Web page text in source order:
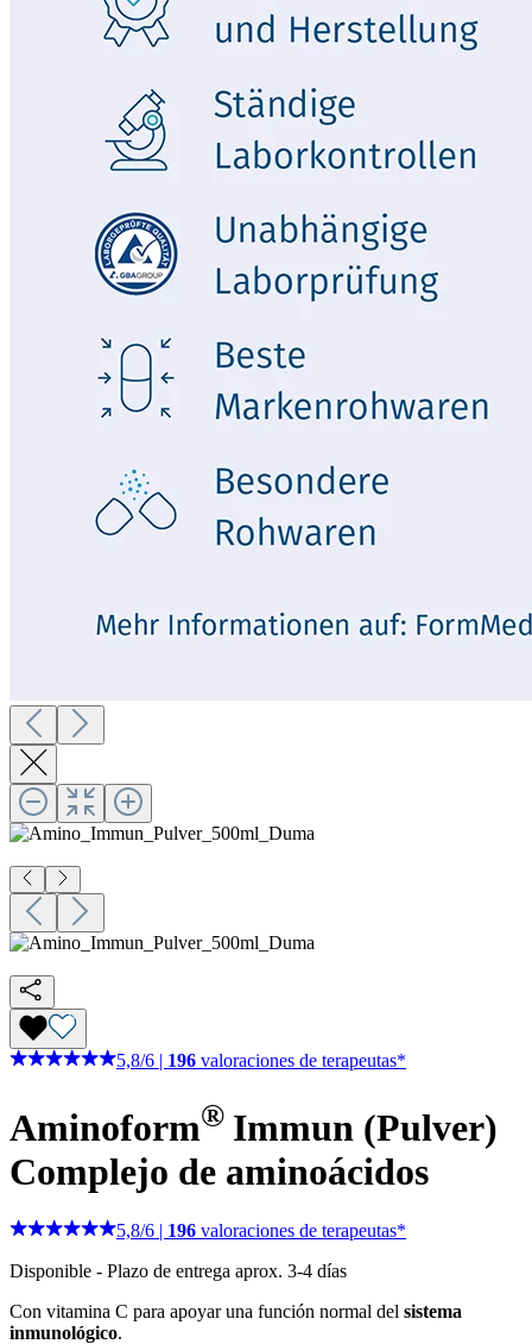
5,8/6 196 valoraciones de terapeutas*
Aminoform® Immun (Pulver)
Complejo de aminoácidos
5,8/6 | 196 valoraciones de terapeutas*
Disponible - Plazo de entrega aprox. 3-4 días
Con vitamina C para apoyar una función normal del sistema
inmunológico.